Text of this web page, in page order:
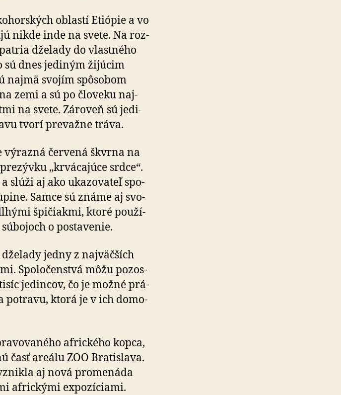
oblastí Etiópie a vo
nikde inde na svete. Na roz­
dželady do vlastného
sú dnes jediným žijúcim
najmä svojím spôsobom
zemi a sú po človeku naj­
na svete. Zároveň sú je­di­
tvorí prevažne tráva.
červená škvrna na
„krvácajúce srdce“.
slúži aj ako ukazovateľ spo­
Samce sú známe aj svo­
špičiakmi, ktoré po­u­ží­
o postavenie.
jedny z najväčších
Spoločenstvá môžu po­zos­
jedincov, čo je možné prá­
potravu, ktorá je v ich do­mo­
afrického kopca,
časť areálu ZOO Bratislava.
aj nová promenáda
africkými expozíciami.